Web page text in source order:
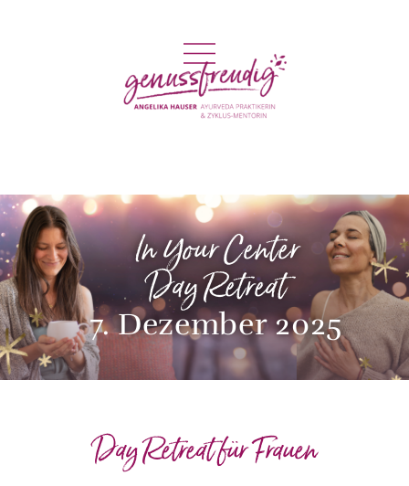
In Your Center
Day Retreat
7. Dezember 2025
Day Retreat für Frauen